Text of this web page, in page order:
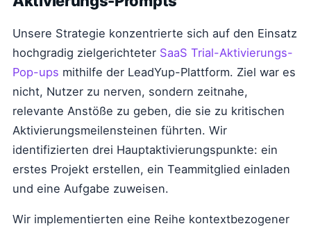
Unsere Strategie konzentrierte sich auf den Einsatz
hochgradig zielgerichteter SaaS Trial-Aktivierungs-
Pop-ups mithilfe der LeadYup-Plattform. Ziel war es
nicht, Nutzer zu nerven, sondern zeitnahe,
relevante Anstöße zu geben, die sie zu kritischen
Aktivierungsmeilensteinen führten. Wir
identifizierten drei Hauptaktivierungspunkte: ein
erstes Projekt erstellen, ein Teammitglied einladen
und eine Aufgabe zuweisen.
Wir implementierten eine Reihe kontextbezogener